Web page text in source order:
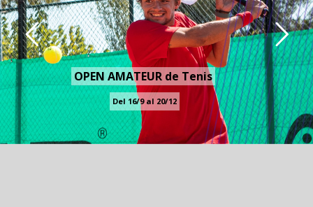
UN LUGAR PARA TODOS
CLUB SÁNCHEZ CASAL
RESERVAR PISTA ONLINE
OPEN AMATEUR de Tenis
Del 16/9 al 20/12